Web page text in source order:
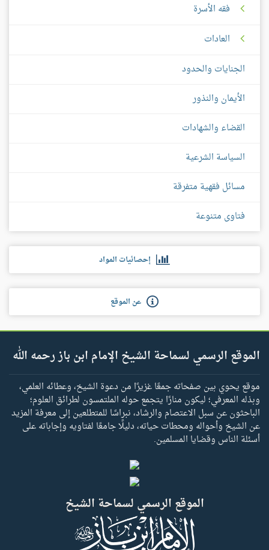
فقه الأسرة
العادات
الجنايات والحدود
الأيمان والنذور
القضاء والشهادات
السياسة الشرعية
مسائل فقهية متفرقة
فتاوى متنوعة
إحصائيات المواد
عن الموقع
الموقع الرسمي لسماحة الشيخ الإمام ابن باز رحمه الله
موقع يحوي بين صفحاته جمعًا غزيرًا من دعوة الشيخ، وعطائه العلمي،
وبذله المعرفي؛ ليكون منارًا يتجمع حوله الملتمسون لطرائق العلوم؛
الباحثون عن سبل الاعتصام والرشاد، نبراسًا للمتطلعين إلى معرفة المزيد
عن الشيخ وأحواله ومحطات حياته، دليلًا جامعًا لفتاويه وإجاباته على
أسئلة الناس وقضايا المسلمين.
الموقع الرسمي لسماحة الشيخ